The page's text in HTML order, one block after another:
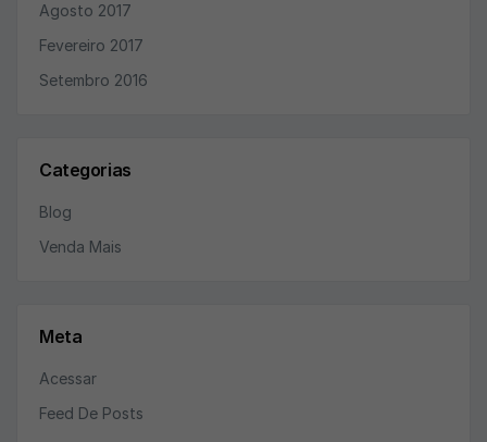
Agosto 2017
Fevereiro 2017
Setembro 2016
Categorias
Blog
Venda Mais
Meta
Acessar
Feed De Posts